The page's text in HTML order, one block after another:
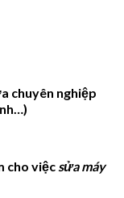
chuyên nghiệp
cho việc sửa máy